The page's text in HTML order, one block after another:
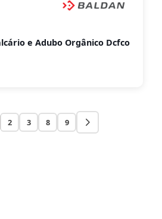
e Adubo Orgânico Dcfco
2 3 8 9